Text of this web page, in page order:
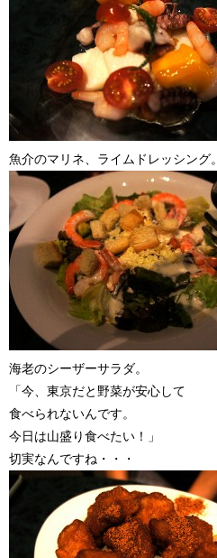
魚介のマリネ、ライムドレッシング。
海老のシーザーサラダ。
「今、東京だと野菜が安心して
食べられないんです。
今日は山盛り食べたい！」
切実なんですね・・・